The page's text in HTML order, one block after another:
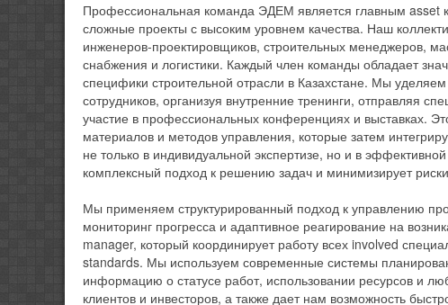
Профессиональная команда ЭДЕМ является главным
сложные проекты с высоким уровнем качества. Наш
инженеров-проектировщиков, строительных менеджеров,
снабжения и логистики. Каждый член команды обладает
специфики строительной отрасли в Казахстане. Мы
сотрудников, организуя внутренние тренинги, отправляя
участие в профессиональных конференциях и выставках.
материалов и методов управления, которые затем
не только в индивидуальной экспертизе, но и в
комплексный подход к решению задач и минимизирует
Мы применяем структурированный подход к управлению
мониторинг прогресса и адаптивное реагирование на
manager, который координирует работу всех involved
standards. Мы используем современные системы
информацию о статусе работ, использовании ресурсов и
клиентов и инвесторов, а также дает нам возможность